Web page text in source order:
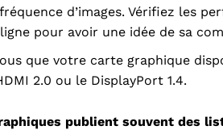
d’images. Vérifiez les
pour avoir une idée de sa
que votre carte graphique
2.0 ou le DisplayPort 1.4.
publient souvent des